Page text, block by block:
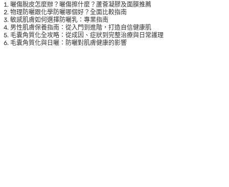
曬傷脫皮怎麼辦？曬傷擦什麼？蘆薈凝膠及面膜推薦
物理防曬跟化學防曬哪個好？全面比較指南
敏感肌膚如何選擇防曬乳：專業指南
男性肌膚保養指南：從入門到進階，打造自信健康肌
毛囊角質化全攻略：從成因、症狀到完整治療與日常護理
毛囊角質化與日曬：防曬對肌膚健康的影響